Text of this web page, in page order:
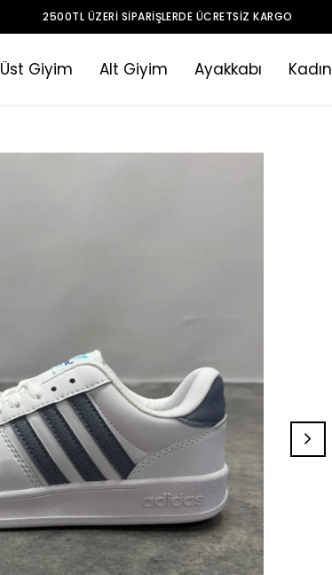
2500TL ÜZERI SIPARIŞLERDE ÜCRETSIZ KARGO
Üst Giyim Alt Giyim Ayakkabı Kadın